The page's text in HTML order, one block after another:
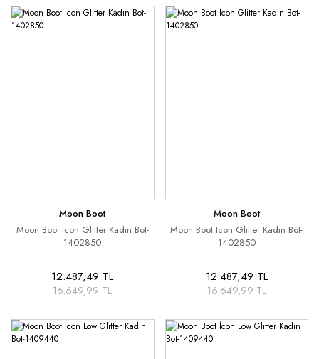
Moon Boot
Moon Boot Icon Glitter Kadın Bot-
1402850
12.487,49 TL
16.649,99 TL
Moon Boot
Moon Boot Icon Glitter Kadın Bot-
1402850
12.487,49 TL
16.649,99 TL